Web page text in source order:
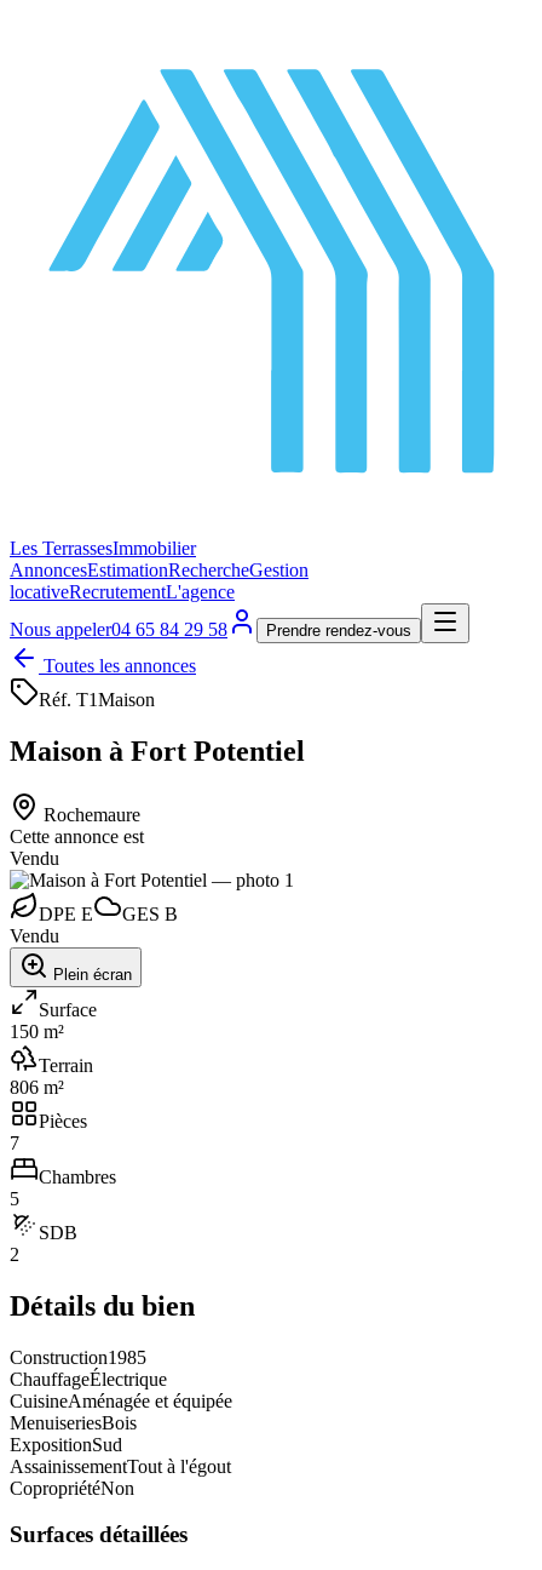
Les TerrassesImmobilier
AnnoncesEstimationRechercheGestion
locativeRecrutementL'agence
Nous appeler04 65 84 29 58 Prendre rendez-vous
Toutes les annonces
Réf. T1Maison
Maison à Fort Potentiel
Rochemaure
Cette annonce est
Vendu
DPE E GES B
Vendu
Plein écran
Surface
150 m²
Terrain
806 m²
Pièces
7
Chambres
5
SDB
2
Détails du bien
Construction1985
ChauffageÉlectrique
CuisineAménagée et équipée
MenuiseriesBois
ExpositionSud
AssainissementTout à l'égout
CopropriétéNon
Surfaces détaillées